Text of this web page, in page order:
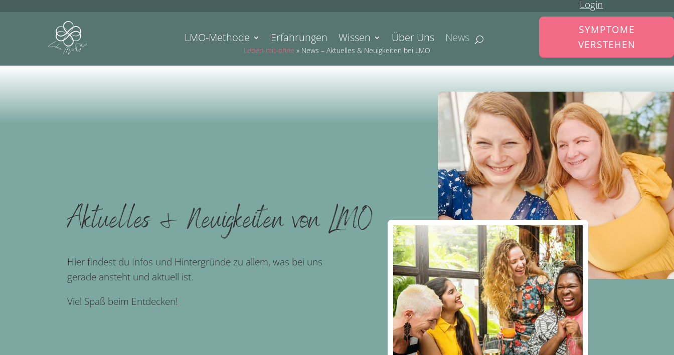
Login
LMO-Methode Erfahrungen Wissen Über Uns News
Leben-mit-ohne » News – Aktuelles & Neuigkeiten bei LMO
SYMPTOME
VERSTEHEN
Aktuelles & Neuigkeiten von LMO
Hier findest du Infos und Hintergründe zu allem, was bei uns
gerade ansteht und aktuell ist.
Viel Spaß beim Entdecken!